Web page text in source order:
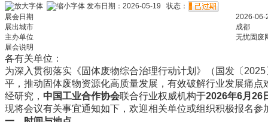
发布日期：2026-05-19 状态：
展会日期
2026-06-
展出城市
成都
主办单位
无忧固废
展会说明
各有关单位：
为深入贯彻落实《固体废物综合治理行动计划》（国发〔
平，推动固体废物资源化高质量发展，有效破解行业发展痛
经研究， 中国工业合作协会联合行业权威机构于2026年6月26
现将会议有关事宜通知如下，欢迎相关单位或组织积极报名参